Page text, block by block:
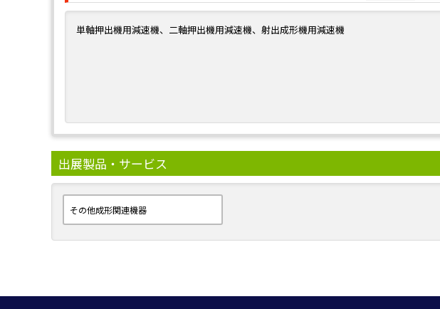
単軸押出機用減速機、二軸押出機用減速機、射出成形機用減速機
出展製品・サービス
その他成形関連機器